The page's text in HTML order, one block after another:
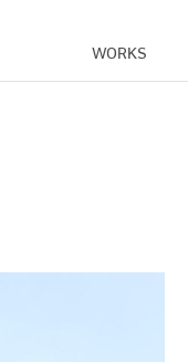
WORKS